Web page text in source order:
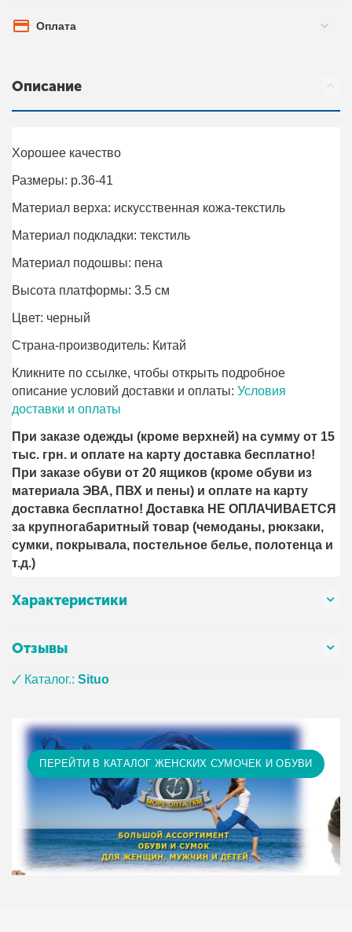
Оплата
Описание
Хорошее качество
Размеры: р.36-41
Материал верха: искусственная кожа-текстиль
Материал подкладки: текстиль
Материал подошвы: пена
Высота платформы: 3.5 см
Цвет: черный
Страна-производитель: Китай
Кликните по ссылке, чтобы открыть подробное
описание условий доставки и оплаты:Условия
доставки и оплаты
При заказе одежды (кроме верхней) на сумму от 15
тыс. грн. и оплате на карту доставка бесплатно!
При заказе обуви от 20 ящиков (кроме обуви из
материала ЭВА, ПВХ и пены) и оплате на карту
доставка бесплатно! Доставка НЕ ОПЛАЧИВАЕТСЯ
за крупногабаритный товар (чемоданы, рюкзаки,
сумки, покрывала, постельное белье, полотенца и
т.д.)
Характеристики
Отзывы
🗸 Каталог.:Situo
ПЕРЕЙТИ В КАТАЛОГ ЖЕНСКИХ СУМОЧЕК И ОБУВИ